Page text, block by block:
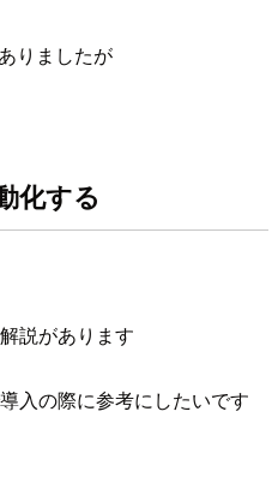
りましたが
化する
説があります
入の際に参考にしたいです